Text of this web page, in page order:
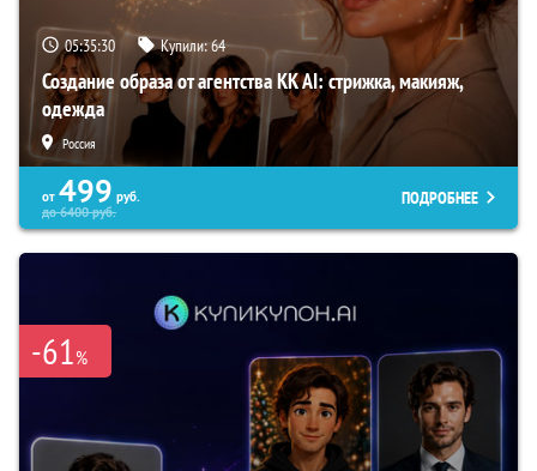
05:35:29 Купили:64
Создание образа от агентства KK AI: стрижка, макияж,
одежда
Россия
от 499 руб.
до6400руб.
ПОДРОБНЕЕ
-61%